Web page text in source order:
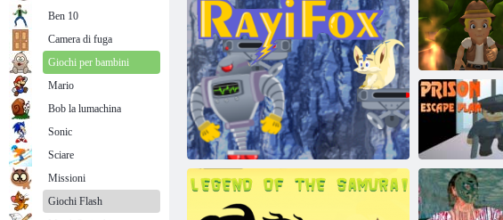
Escape dalla cripta
L'ultima corsa di
Mario
Ultimate
Piano di fuga
Ben 10
Camera di fuga
Giochi per bambini
Mario
Bob la lumachina
Sonic
Sciare
Missioni
Giochi Flash